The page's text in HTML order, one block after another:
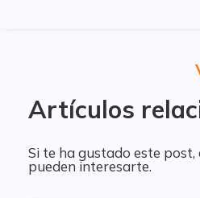
Artículos
Si te ha gustado este
pueden interesarte.